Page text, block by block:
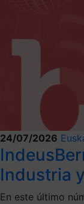
24/07/2026
Industria
En este último